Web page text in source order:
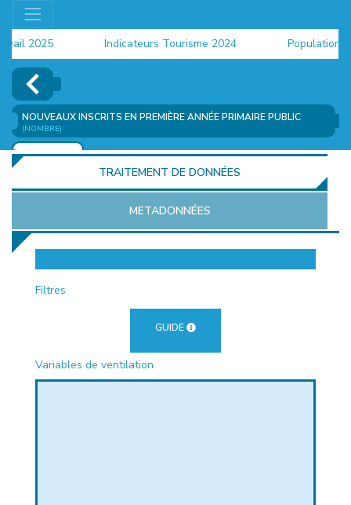
2025 Indicateurs Tourisme 2024 Population
NOUVEAUX INSCRITS EN PREMIÈRE ANNÉE PRIMAIRE PUBLIC
(NOMBRE)
AJOUTER
TRAITEMENT DE DONNÉES
METADONNÉES
Filtres
GUIDE
Variables de ventilation